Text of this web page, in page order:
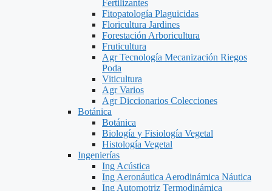
Fertilizantes
Fitopatología Plaguicidas
Floricultura Jardines
Forestación Arboricultura
Fruticultura
Agr Tecnología Mecanización Riegos
Poda
Viticultura
Agr Varios
Agr Diccionarios Colecciones
Botánica
Botánica
Biología y Fisiología Vegetal
Histología Vegetal
Ingenierías
Ing Acústica
Ing Aeronáutica Aerodinámica Náutica
Ing Automotriz Termodinámica